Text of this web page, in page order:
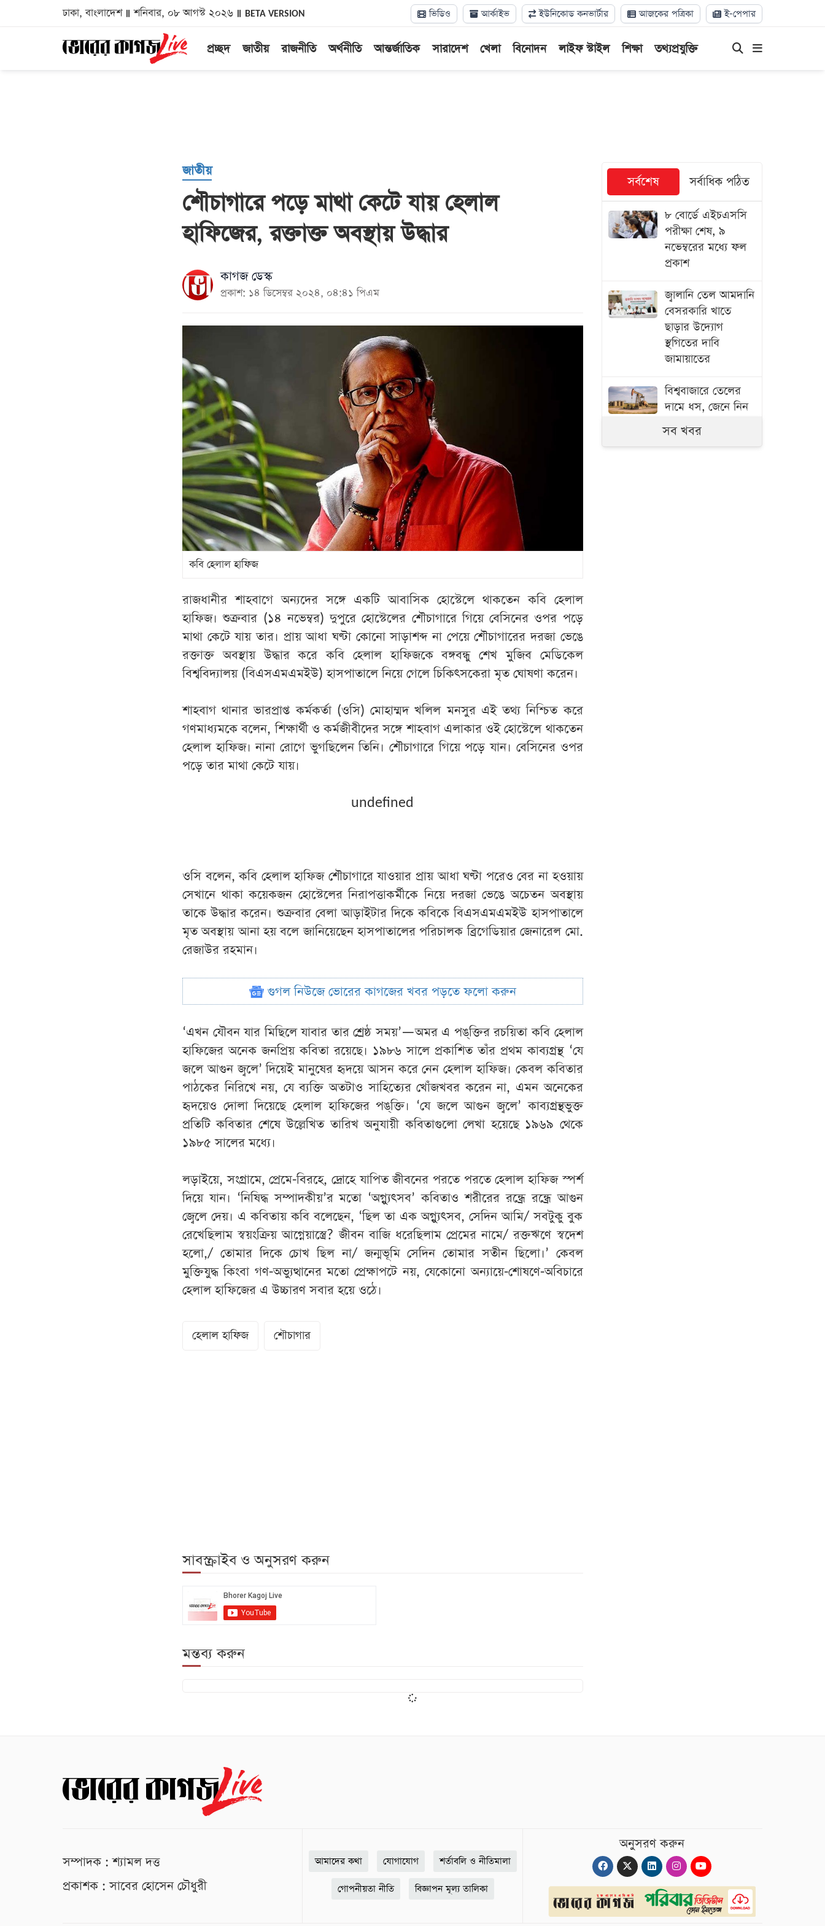
ঢাকা, বাংলাদেশ শনিবার, ০৮ আগস্ট ২০২৬ BETA VERSION ভিডিও আর্কাইভ ইউনিকোড কনভার্টার আজকের পত্রিকা ই-পেপার
প্রচ্ছদ জাতীয় রাজনীতি অর্থনীতি আন্তর্জাতিক সারাদেশ খেলা বিনোদন লাইফ স্টাইল শিক্ষা তথ্যপ্রযুক্তি
জাতীয়
শৌচাগারে পড়ে মাথা কেটে যায় হেলাল
হাফিজের, রক্তাক্ত অবস্থায় উদ্ধার
কাগজ ডেস্ক
প্রকাশ: ১৪ ডিসেম্বর ২০২৪, ০৪:৪১ পিএম
কবি হেলাল হাফিজ
রাজধানীর শাহবাগে অন্যদের সঙ্গে একটি আবাসিক হোস্টেলে থাকতেন কবি হেলাল
হাফিজ। শুক্রবার (১৪ নভেম্বর) দুপুরে হোস্টেলের শৌচাগারে গিয়ে বেসিনের ওপর পড়ে
মাথা কেটে যায় তার। প্রায় আধা ঘণ্টা কোনো সাড়াশব্দ না পেয়ে শৌচাগারের দরজা ভেঙে
রক্তাক্ত অবস্থায় উদ্ধার করে কবি হেলাল হাফিজকে বঙ্গবন্ধু শেখ মুজিব মেডিকেল
বিশ্ববিদ্যালয় (বিএসএমএমইউ) হাসপাতালে নিয়ে গেলে চিকিৎসকেরা মৃত ঘোষণা করেন।
শাহবাগ থানার ভারপ্রাপ্ত কর্মকর্তা (ওসি) মোহাম্মদ খলিল মনসুর এই তথ্য নিশ্চিত করে
গণমাধ্যমকে বলেন, শিক্ষার্থী ও কর্মজীবীদের সঙ্গে শাহবাগ এলাকার ওই হোস্টেলে থাকতেন
হেলাল হাফিজ। নানা রোগে ভুগছিলেন তিনি। শৌচাগারে গিয়ে পড়ে যান। বেসিনের ওপর
পড়ে তার মাথা কেটে যায়।
undefined
ওসি বলেন, কবি হেলাল হাফিজ শৌচাগারে যাওয়ার প্রায় আধা ঘণ্টা পরেও বের না হওয়ায়
সেখানে থাকা কয়েকজন হোস্টেলের নিরাপত্তাকর্মীকে নিয়ে দরজা ভেঙে অচেতন অবস্থায়
তাকে উদ্ধার করেন। শুক্রবার বেলা আড়াইটার দিকে কবিকে বিএসএমএমইউ হাসপাতালে
মৃত অবস্থায় আনা হয় বলে জানিয়েছেন হাসপাতালের পরিচালক ব্রিগেডিয়ার জেনারেল মো.
রেজাউর রহমান।
গুগল নিউজে ভোরের কাগজের খবর পড়তে ফলো করুন
‘এখন যৌবন যার মিছিলে যাবার তার শ্রেষ্ঠ সময়’—অমর এ পঙ্‌ক্তির রচয়িতা কবি হেলাল
হাফিজের অনেক জনপ্রিয় কবিতা রয়েছে। ১৯৮৬ সালে প্রকাশিত তাঁর প্রথম কাব্যগ্রন্থ ‘যে
জলে আগুন জ্বলে’ দিয়েই মানুষের হৃদয়ে আসন করে নেন হেলাল হাফিজ। কেবল কবিতার
পাঠকের নিরিখে নয়, যে ব্যক্তি অতটাও সাহিত্যের খোঁজখবর করেন না, এমন অনেকের
হৃদয়েও দোলা দিয়েছে হেলাল হাফিজের পঙ্‌ক্তি। ‘যে জলে আগুন জ্বলে’ কাব্যগ্রন্থভুক্ত
প্রতিটি কবিতার শেষে উল্লেখিত তারিখ অনুযায়ী কবিতাগুলো লেখা হয়েছে ১৯৬৯ থেকে
১৯৮৫ সালের মধ্যে।
লড়াইয়ে, সংগ্রামে, প্রেমে-বিরহে, দ্রোহে যাপিত জীবনের পরতে পরতে হেলাল হাফিজ স্পর্শ
দিয়ে যান। ‘নিষিদ্ধ সম্পাদকীয়’র মতো ‘অগ্ন্যুৎসব’ কবিতাও শরীরের রন্ধ্রে রন্ধ্রে আগুন
জ্বেলে দেয়। এ কবিতায় কবি বলেছেন, ‘ছিল তা এক অগ্ন্যুৎসব, সেদিন আমি/ সবটুকু বুক
রেখেছিলাম স্বয়ংক্রিয় আগ্নেয়াস্ত্রে? জীবন বাজি ধরেছিলাম প্রেমের নামে/ রক্তঋণে স্বদেশ
হলো,/ তোমার দিকে চোখ ছিল না/ জন্মভূমি সেদিন তোমার সতীন ছিলো।’ কেবল
মুক্তিযুদ্ধ কিংবা গণ-অভ্যুত্থানের মতো প্রেক্ষাপটে নয়, যেকোনো অন্যায়ে-শোষণে-অবিচারে
হেলাল হাফিজের এ উচ্চারণ সবার হয়ে ওঠে।
হেলাল হাফিজ শৌচাগার
সাবস্ক্রাইব ও অনুসরণ করুন
মন্তব্য করুন
সর্বশেষ সর্বাধিক পঠিত
৮ বোর্ডে এইচএসসি
পরীক্ষা শেষ, ৯
নভেম্বরের মধ্যে ফল
প্রকাশ
জ্বালানি তেল আমদানি
বেসরকারি খাতে
ছাড়ার উদ্যোগ
স্থগিতের দাবি
জামায়াতের
বিশ্ববাজারে তেলের
দামে ধস, জেনে নিন
লিটার কত টাকা
সব খবর
সম্পাদক : শ্যামল দত্ত
প্রকাশক : সাবের হোসেন চৌধুরী
আমাদের কথা যোগাযোগ শর্তাবলি ও নীতিমালা
গোপনীয়তা নীতি বিজ্ঞাপন মূল্য তালিকা
অনুসরণ করুন